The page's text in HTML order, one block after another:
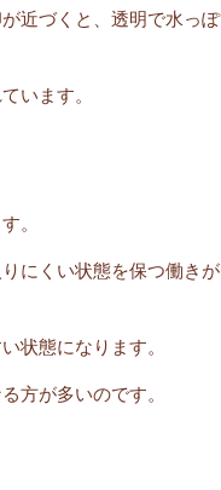
近づくと、透明で水っぽ
います。
。
にくい状態を保つ働きが
状態になります。
方が多いのです。